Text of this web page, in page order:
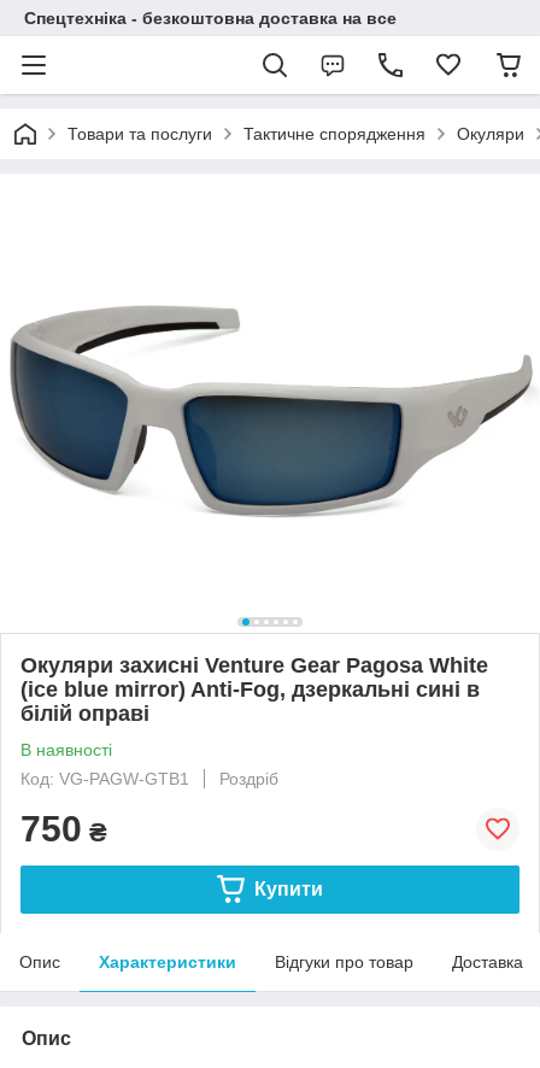
Спецтехніка - безкоштовна доставка на все
Товари та послуги Тактичне спорядження Окуляри
Окуляри захисні Venture Gear Pagosa White
(ice blue mirror) Anti-Fog, дзеркальні сині в
білій оправі
В наявності
Код: VG-PAGW-GTB1
Роздріб
750 ₴
Купити
Опис Характеристики Відгуки про товар Доставка
Опис